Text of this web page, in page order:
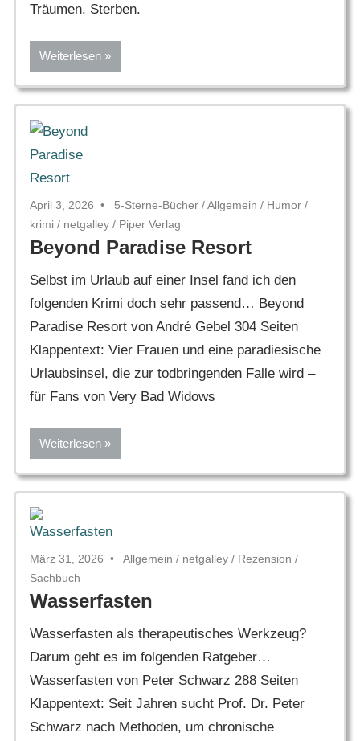
Träumen. Sterben.
Weiterlesen
April 3, 2026 5-Sterne-Bücher /Allgemein / Humor /
krimi / netgalley / Piper Verlag
Beyond Paradise Resort
Selbst im Urlaub auf einer Insel fand ich den
folgenden Krimi doch sehr passend… Beyond
Paradise Resort von André Gebel 304 Seiten
Klappentext: Vier Frauen und eine paradiesische
Urlaubsinsel, die zur todbringenden Falle wird –
für Fans von Very Bad Widows
Weiterlesen
März 31, 2026 Allgemein / netgalley / Rezension /
Sachbuch
Wasserfasten
Wasserfasten als therapeutisches Werkzeug?
Darum geht es im folgenden Ratgeber…
Wasserfasten von Peter Schwarz 288 Seiten
Klappentext: Seit Jahren sucht Prof. Dr. Peter
Schwarz nach Methoden, um chronische